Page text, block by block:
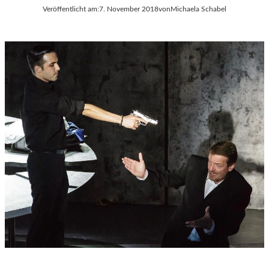
Veröffentlicht am:7. November 2018vonMichaela Schabel